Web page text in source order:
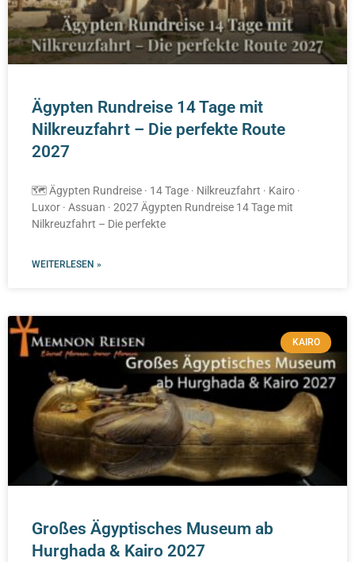
Ägypten Rundreise 14 Tage mit
Nilkreuzfahrt – Die perfekte Route
2027
🗺️ Ägypten Rundreise · 14 Tage · Nilkreuzfahrt · Kairo ·
Luxor · Assuan · 2027 Ägypten Rundreise 14 Tage mit
Nilkreuzfahrt – Die perfekte
WEITERLESEN »
KAIRO
Großes Ägyptisches Museum ab
Hurghada & Kairo 2027